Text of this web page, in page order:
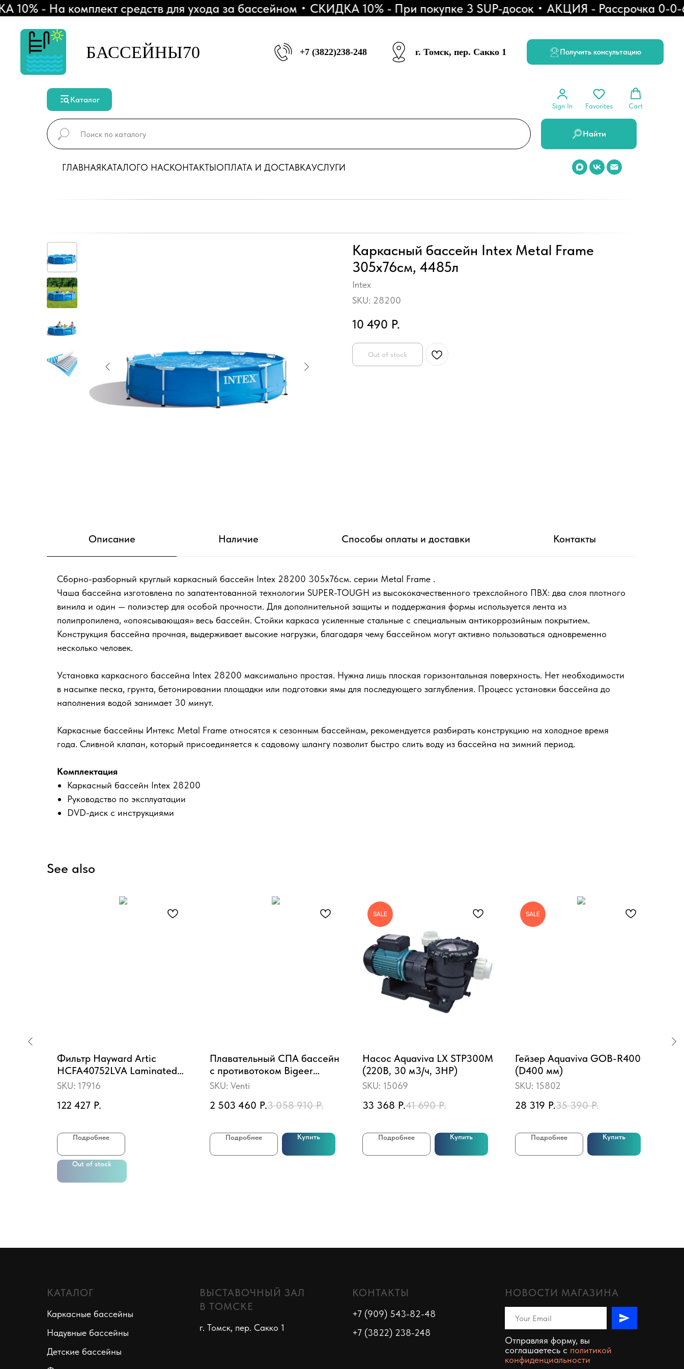
- На комплект средств для ухода за бассейном СКИДКА 10% - При покупке 3 SUP-досок АКЦИЯ - Рассрочка 0-0-6
БАССЕЙНЫ70 +7 (3822)238-248 г. Томск, пер. Сакко 1 Получить консультацию
Каталог
Sign In Favorites Cart
Найти
ГЛАВНАЯКАТАЛОГО НАСКОНТАКТЫОПЛАТА И ДОСТАВКАУСЛУГИ
Каркасный бассейн Intex Metal Frame
305х76см, 4485л
Intex
SKU: 28200
10 490 Р.
Out of stock
Описание Наличие Способы оплаты и доставки Контакты
Сборно-разборный круглый каркасный бассейн Intex 28200 305х76см. серии Metal Frame .
Чаша бассейна изготовлена по запатентованной технологии SUPER-TOUGH из высококачественного трехслойного ПВХ: два слоя плотного
винила и один — полиэстер для особой прочности. Для дополнительной защиты и поддержания формы используется лента из
полипропилена, «опоясывающая» весь бассейн. Стойки каркаса усиленные стальные с специальным антикоррозийным покрытием.
Конструкция бассейна прочная, выдерживает высокие нагрузки, благодаря чему бассейном могут активно пользоваться одновременно
несколько человек.
Установка каркасного бассейна Intex 28200 максимально простая. Нужна лишь плоская горизонтальная поверхность. Нет необходимости
в насыпке песка, грунта, бетонировании площадки или подготовки ямы для последующего заглубления. Процесс установки бассейна до
наполнения водой занимает 30 минут.
Каркасные бассейны Интекс Metal Frame относятся к сезонным бассейнам, рекомендуется разбирать конструкцию на холодное время
года. Сливной клапан, который присоединяется к садовому шлангу позволит быстро слить воду из бассейна на зимний период.
Комплектация
Каркасный бассейн Intex 28200
Руководство по эксплуатации
DVD-диск с инструкциями
See also
Фильтр Hayward Artic
HCFA40752LVA Laminated
(D1050)
SKU: 17916
122 427 Р.
Подробнее
Out of stock
Плавательный СПА бассейн
с противотоком Bigeer
Венти 585х225х140 см
SKU: Venti
2 503 460 Р.3 058 910 Р.
Подробнее Купить
SALE
Насос Aquaviva LX STP300M
(220В, 30 м3/ч, 3HP)
SKU: 15069
33 368 Р.41 690 Р.
Подробнее Купить
SALE
Гейзер Aquaviva GOB-R400
(D400 мм)
SKU: 15802
28 319 Р.35 390 Р.
Подробнее Купить
КАТАЛОГ
Каркасные бассейны
Надувные бассейны
Детские бассейны
ВЫСТАВОЧНЫЙ ЗАЛ
В ТОМСКЕ
г. Томск, пер. Сакко 1
КОНТАКТЫ
+7 (909) 543-82-48
+7 (3822) 238-248
НОВОСТИ МАГАЗИНА
Отправляя форму, вы
соглашаетесь c политикой
конфиденциальности